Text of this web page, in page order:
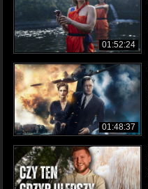
01:52:24
01:48:37